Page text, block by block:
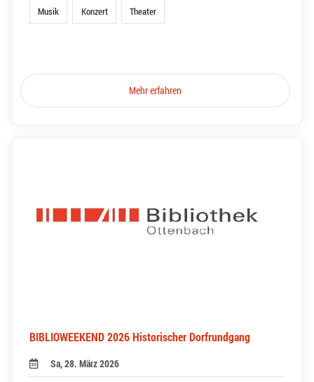
Musik Konzert Theater
Mehr erfahren
BIBLIOWEEKEND 2026 Historischer Dorfrundgang
Sa, 28. März 2026